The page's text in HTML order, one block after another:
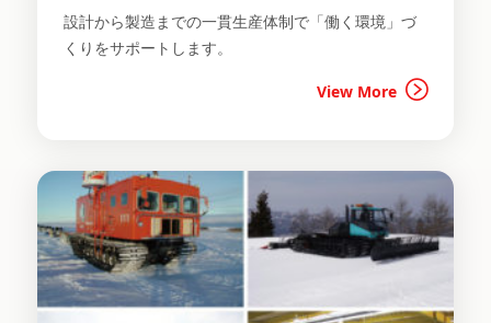
設計から製造までの一貫生産体制で「働く環境」づ
くりをサポートします。
View More